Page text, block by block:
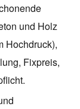
und Holz
Hochdruck),
Fixpreis,